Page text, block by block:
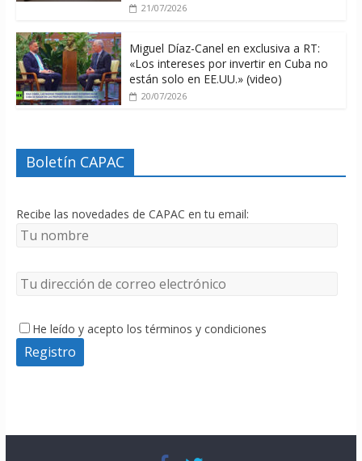
21/07/2026
Miguel Díaz-Canel en exclusiva a RT:
«Los intereses por invertir en Cuba no
están solo en EE.UU.» (video)
20/07/2026
Boletín CAPAC
Recibe las novedades de CAPAC en tu email:
He leído y acepto los términos y condiciones